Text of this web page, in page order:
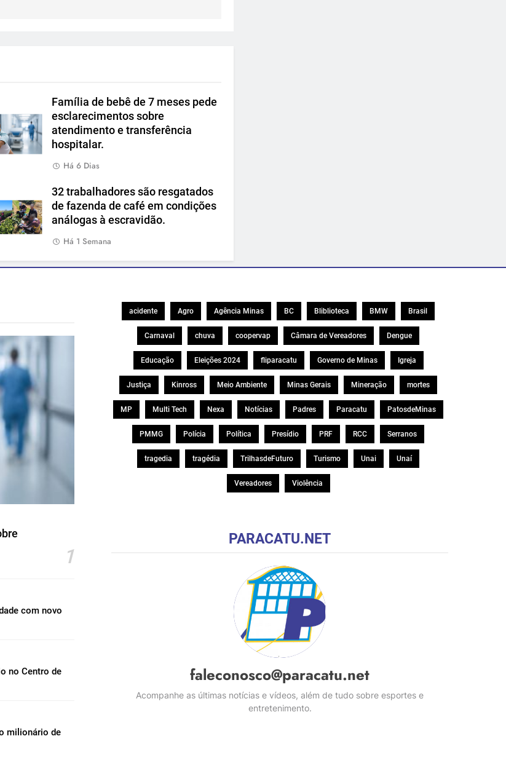
Família de bebê de 7 meses pede
esclarecimentos sobre
atendimento e transferência
hospitalar.
Há 6 Dias
32 trabalhadores são resgatados
de fazenda de café em condições
análogas à escravidão.
Há 1 Semana
1
com novo
no Centro de
milionário de
acidente Agro Agência Minas BC Bliblioteca BMW Brasil
Carnaval chuva coopervap Câmara de Vereadores Dengue
Educação Eleições 2024 fliparacatu Governo de Minas Igreja
Justiça Kinross Meio Ambiente Minas Gerais Mineração mortes
MP Multi Tech Nexa Notícias Padres Paracatu PatosdeMinas
PMMG Polícia Política Presídio PRF RCC Serranos
tragedia tragédia TrilhasdeFuturo Turismo Unai Unaí
Vereadores Violência
PARACATU.NET
faleconosco@paracatu.net
Acompanhe as últimas notícias e vídeos, além de tudo sobre esportes e
entretenimento.